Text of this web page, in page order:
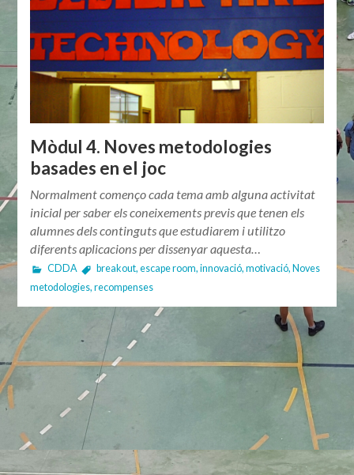
Mòdul 4. Noves metodologies
basades en el joc
Normalment començo cada tema amb alguna activitat
inicial per saber els coneixements previs que tenen els
alumnes dels continguts que estudiarem i utilitzo
diferents aplicacions per dissenyar aquesta…
CDDA breakout, escape room, innovació, motivació, Noves
metodologies,recompenses